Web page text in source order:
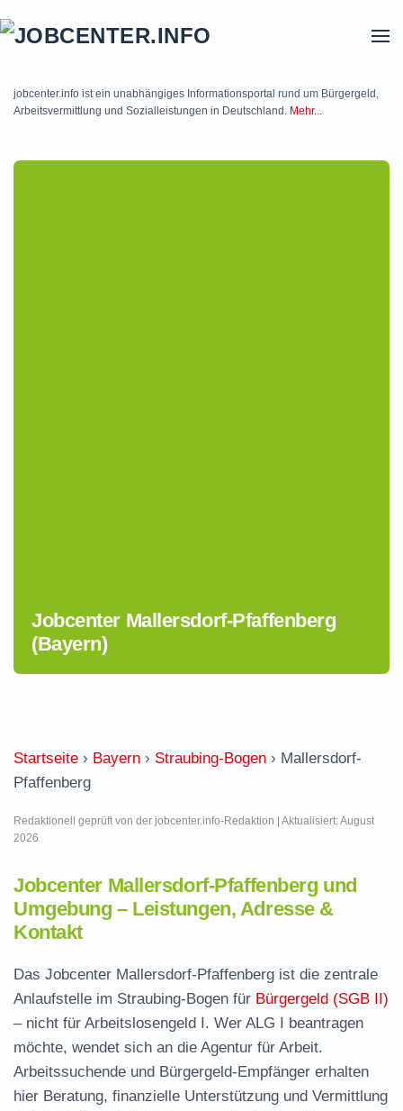
jobcenter.info ist ein unabhängiges Informationsportal rund um Bürgergeld,
Arbeitsvermittlung und Sozialleistungen in Deutschland. Mehr...
Jobcenter Mallersdorf-Pfaffenberg
(Bayern)
Startseite › Bayern › Straubing-Bogen › Mallersdorf-
Pfaffenberg
Redaktionell geprüft von der jobcenter.info-Redaktion | Aktualisiert: August
2026
Jobcenter Mallersdorf-Pfaffenberg und
Umgebung – Leistungen, Adresse &
Kontakt
Das Jobcenter Mallersdorf-Pfaffenberg ist die zentrale
Anlaufstelle im Straubing-Bogen für Bürgergeld (SGB II)
– nicht für Arbeitslosengeld I. Wer ALG I beantragen
möchte, wendet sich an die Agentur für Arbeit.
Arbeitssuchende und Bürgergeld-Empfänger erhalten
hier Beratung, finanzielle Unterstützung und Vermittlung